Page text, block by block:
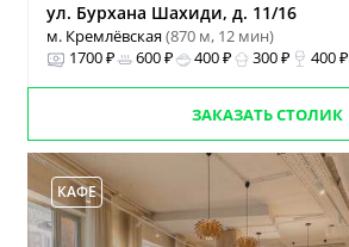
ул. Бурхана Шахиди, д. 11/16
м. Кремлёвская(870 м, 12 мин)
1700 ₽
600 ₽ 400 ₽ 300 ₽ 400 ₽
ЗАКАЗАТЬ СТОЛИК
КАФЕ